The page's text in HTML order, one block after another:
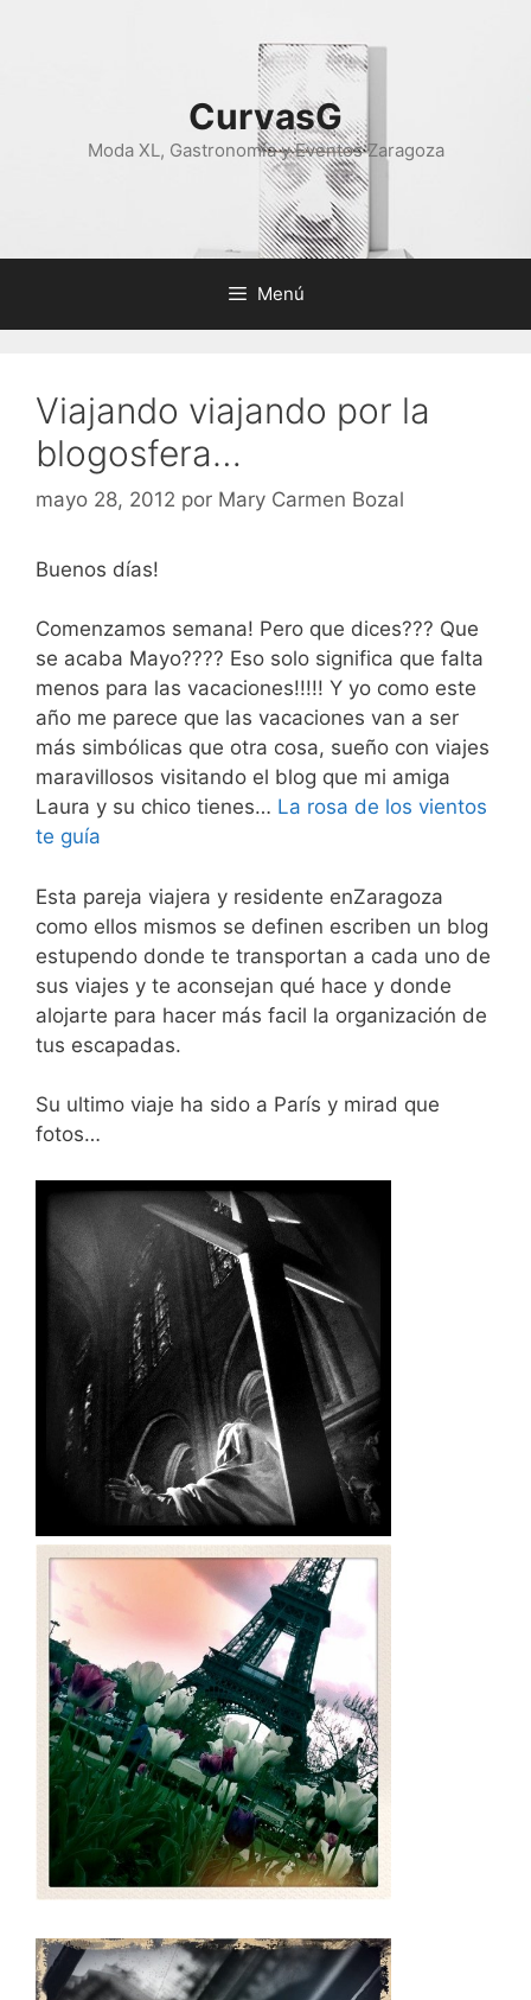
CurvasG
Moda XL, Gastronomía y Eventos Zaragoza
Menú
Viajando viajando por la
blogosfera…
mayo 28, 2012 por Mary Carmen Bozal
Buenos días!
Comenzamos semana! Pero que dices??? Que
se acaba Mayo???? Eso solo significa que falta
menos para las vacaciones!!!!! Y yo como este
año me parece que las vacaciones van a ser
más simbólicas que otra cosa, sueño con viajes
maravillosos visitando el blog que mi amiga
Laura y su chico tienes… La rosa de los vientos
te guía
Esta pareja viajera y residente enZaragoza
como ellos mismos se definen escriben un blog
estupendo donde te transportan a cada uno de
sus viajes y te aconsejan qué hace y donde
alojarte para hacer más facil la organización de
tus escapadas.
Su ultimo viaje ha sido a París y mirad que
fotos…